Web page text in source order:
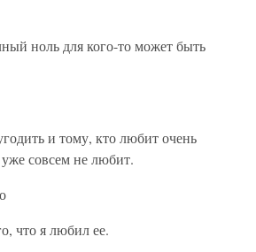
ноль для кого-то может быть
и тому, кто любит очень
совсем не любит.
что я любил ее.